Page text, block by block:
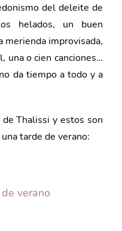
del deleite de
helados, un buen
merienda improvisada,
una o cien canciones…
da tiempo a todo y a
Thalissi y estos son
tarde de verano:
verano